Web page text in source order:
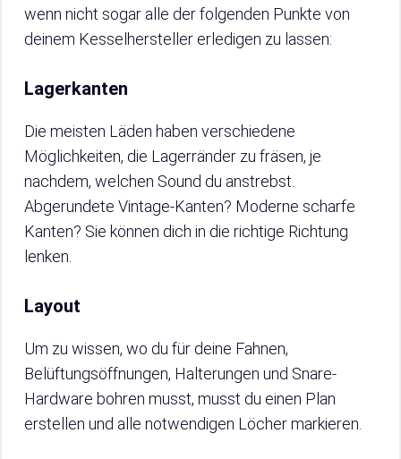
wenn nicht sogar alle der folgenden Punkte von
deinem Kesselhersteller erledigen zu lassen:
Lagerkanten
Die meisten Läden haben verschiedene
Möglichkeiten, die Lagerränder zu fräsen, je
nachdem, welchen Sound du anstrebst.
Abgerundete Vintage-Kanten? Moderne scharfe
Kanten? Sie können dich in die richtige Richtung
lenken.
Layout
Um zu wissen, wo du für deine Fahnen,
Belüftungsöffnungen, Halterungen und Snare-
Hardware bohren musst, musst du einen Plan
erstellen und alle notwendigen Löcher markieren.